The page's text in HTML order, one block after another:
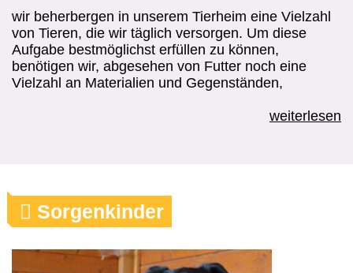
wir beherbergen in unserem Tierheim eine Vielzahl
von Tieren, die wir täglich versorgen. Um diese
Aufgabe bestmöglichst erfüllen zu können,
benötigen wir, abgesehen von Futter noch eine
Vielzahl an Materialien und Gegenständen,
weiterlesen
Sorgenkinder